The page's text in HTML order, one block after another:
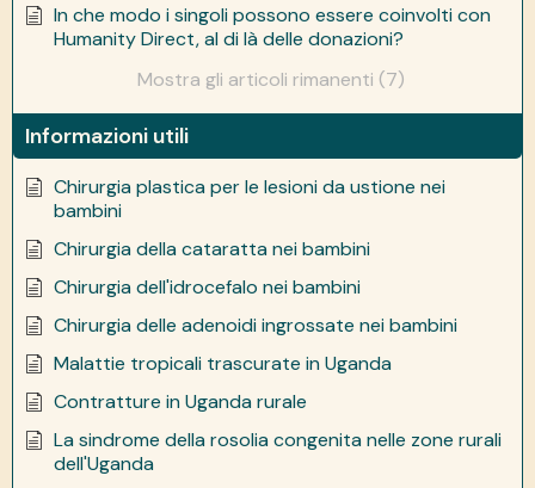
In che modo i singoli possono essere coinvolti con
Humanity Direct, al di là delle donazioni?
Mostra gli articoli rimanenti (7)
Informazioni utili
Chirurgia plastica per le lesioni da ustione nei
bambini
Chirurgia della cataratta nei bambini
Chirurgia dell'idrocefalo nei bambini
Chirurgia delle adenoidi ingrossate nei bambini
Malattie tropicali trascurate in Uganda
Contratture in Uganda rurale
La sindrome della rosolia congenita nelle zone rurali
dell'Uganda